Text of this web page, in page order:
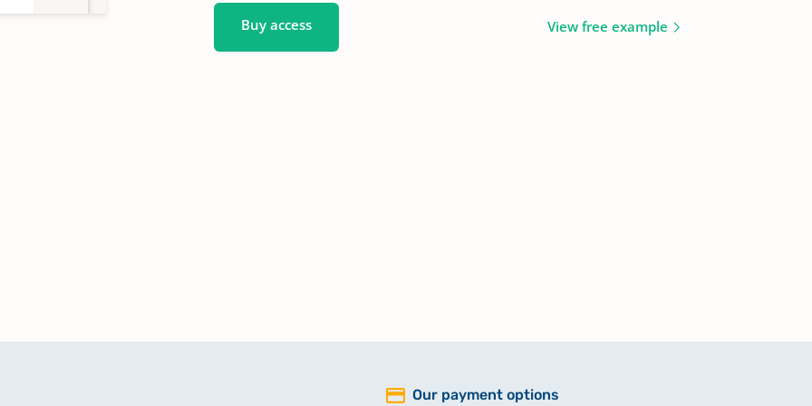
Buy access View free example
Our payment options